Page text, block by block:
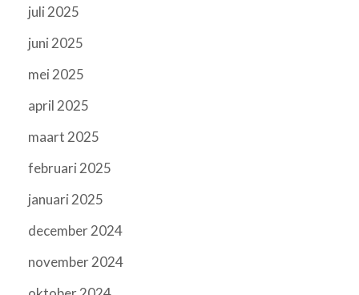
juli 2025
juni 2025
mei 2025
april 2025
maart 2025
februari 2025
januari 2025
december 2024
november 2024